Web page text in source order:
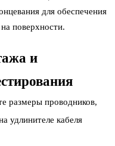
для обеспечения
поверхности.
и
размеры проводников,
удлинителе кабеля